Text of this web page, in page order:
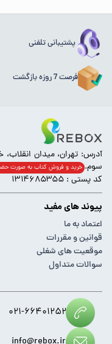
پشتیبانی تلفنی
فرصت 7 روزه بازگشت
سوم. خرید و فروش کتاب به صورت
کد پستی : ۱۳۱۴۶۸۵۳۵۵
پیوند های مفید
اعتماد به ما
قوانین و مقررات
موقعیت های شغلی
سوالات متداول
۰۲۱-۶۶۴۰۱۲۵۲